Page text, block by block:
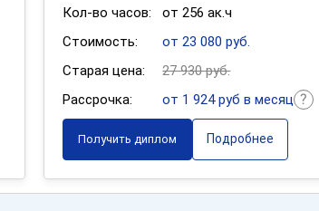
Кол-во часов:
от 256 ак.ч
Стоимость:
от 23 080 руб.
Старая цена:
27 930 руб.
Рассрочка:
от 1 924 руб в месяц
Получить диплом Подробнее